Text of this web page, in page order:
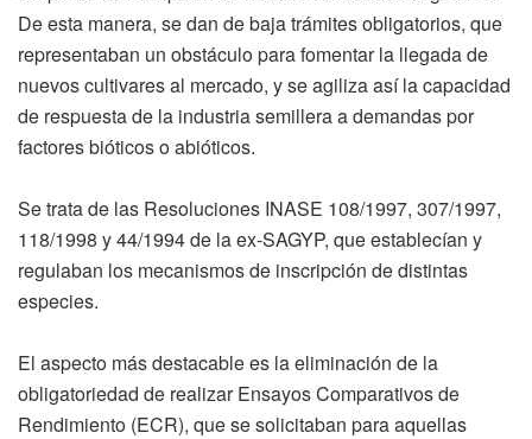
De esta manera, se dan de baja trámites obligatorios, que
representaban un obstáculo para fomentar la llegada de
nuevos cultivares al mercado, y se agiliza así la capacidad
de respuesta de la industria semillera a demandas por
factores bióticos o abióticos.
Se trata de las Resoluciones INASE 108/1997, 307/1997,
118/1998 y 44/1994 de la ex-SAGYP, que establecían y
regulaban los mecanismos de inscripción de distintas
especies.
El aspecto más destacable es la eliminación de la
obligatoriedad de realizar Ensayos Comparativos de
Rendimiento (ECR), que se solicitaban para aquellas